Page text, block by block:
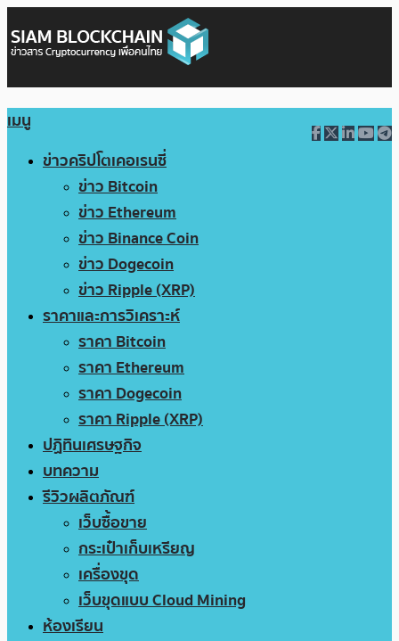
เมนู
ข่าวคริปโตเคอเรนซี่
ข่าว Bitcoin
ข่าว Ethereum
ข่าว Binance Coin
ข่าว Dogecoin
ข่าว Ripple (XRP)
ราคาและการวิเคราะห์
ราคา Bitcoin
ราคา Ethereum
ราคา Dogecoin
ราคา Ripple (XRP)
ปฏิทินเศรษฐกิจ
บทความ
รีวิวผลิตภัณฑ์
เว็บซื้อขาย
กระเป๋าเก็บเหรียญ
เครื่องขุด
เว็บขุดแบบ Cloud Mining
ห้องเรียน